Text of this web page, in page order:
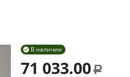
В наличии

71 033.00 Р